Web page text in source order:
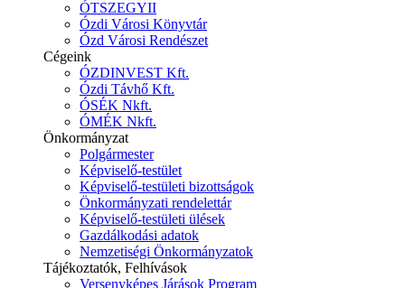
ÓTSZEGYII
Ózdi Városi Könyvtár
Ózd Városi Rendészet
Cégeink
ÓZDINVEST Kft.
Ózdi Távhő Kft.
ÓSÉK Nkft.
ÓMÉK Nkft.
Önkormányzat
Polgármester
Képviselő-testület
Képviselő-testületi bizottságok
Önkormányzati rendelettár
Képviselő-testületi ülések
Gazdálkodási adatok
Nemzetiségi Önkormányzatok
Tájékoztatók, Felhívások
Versenyképes Járások Program